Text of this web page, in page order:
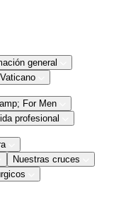
general
Vaticano
For Men
profesional
Nuestras cruces